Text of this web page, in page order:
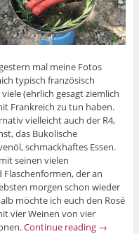
mal meine Fotos
typisch französisch
(ehrlich gesagt ziemlich
Frankreich zu tun haben.
vielleicht auch der R4,
das Bukolische
schmackhaftes Essen.
seinen vielen
der an
morgen schon wieder
möchte ich euch den Rosé
vier Weinen von vier
Continue reading →